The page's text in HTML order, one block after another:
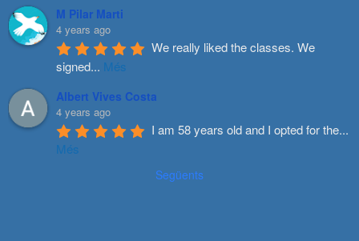
M Pilar Marti
4 years ago
We really liked the classes. We
signed... Més
Albert Vives Costa
4 years ago
I am 58 years old and I opted for the...
Més
Següents